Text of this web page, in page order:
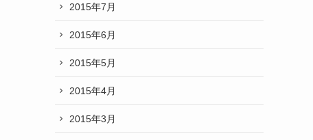
2015年7月
2015年6月
2015年5月
2015年4月
2015年3月